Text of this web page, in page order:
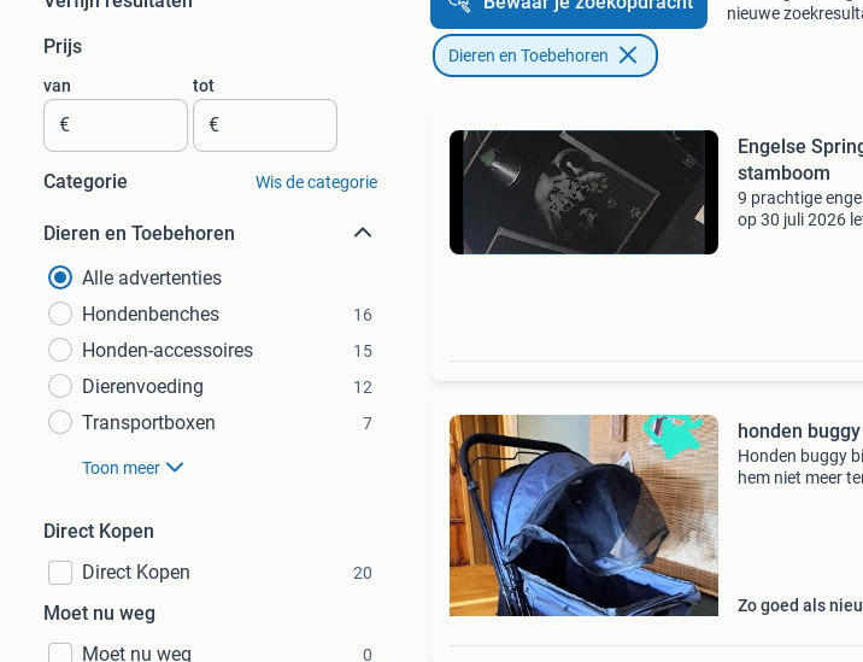
Prijs
van
€
tot
€
Categorie Wis de categorie
Dieren en Toebehoren
Alle advertenties
Hondenbenches
16
Honden-accessoires 15
Dierenvoeding 12
Transportboxen 7
Toon meer
Direct Kopen
Direct Kopen
20
Moet nu weg
Moet nu weg
0
nieuwe
Dieren en Toebehoren
Engelse
stamboom
9 prachtige
op 30 juli 2026
honden buggy
Honden buggy
hem niet meer
Zo goed als